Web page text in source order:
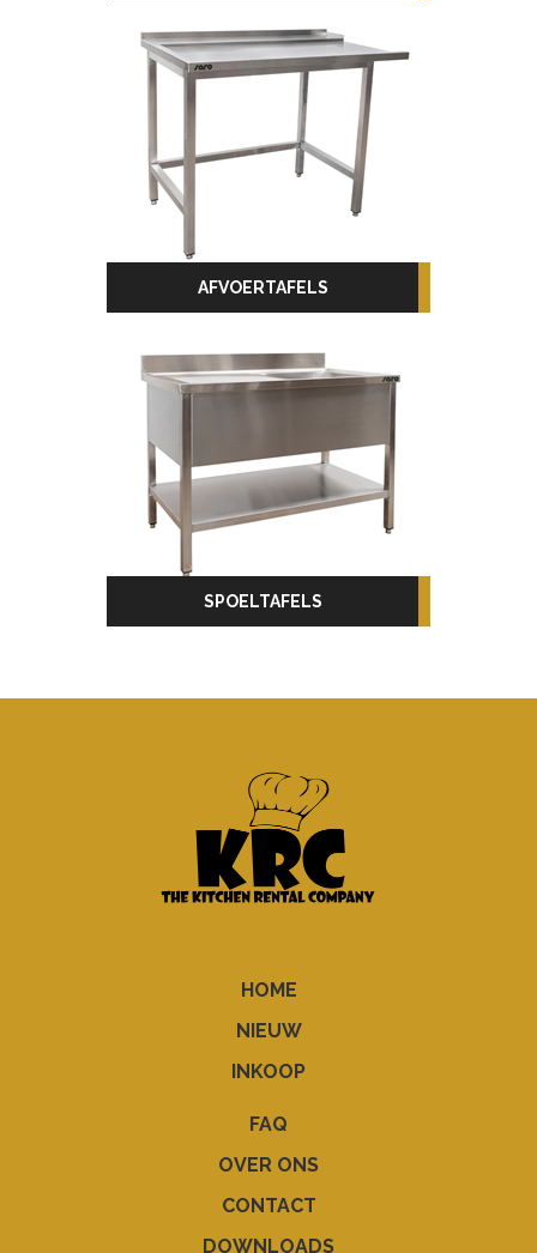
AFVOERTAFELS
SPOELTAFELS
HOME
NIEUW
INKOOP
FAQ
OVER ONS
CONTACT
DOWNLOADS